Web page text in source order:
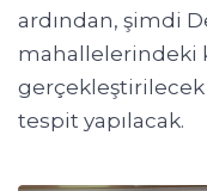
ardından, şimdi
mahallelerindeki
tespit yapılacak.